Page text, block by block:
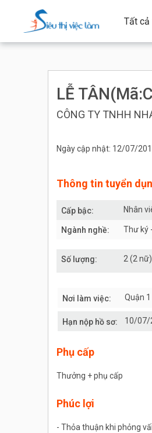
Tất cả
LỄ
CÔNG TY TNHH
Ngày cập nhật: 12/07/
Thông tin tuyển
Cấp bậc: Nhân
Ngành nghề: Thư ký
Số lượng: 2 (2 nữ)
Nơi làm việc: Quận 1
Hạn nộp hồ sơ: 10/07/
Phụ cấp
Thưởng + phụ cấp
Phúc lợi
- Thỏa thuận khi phỏng